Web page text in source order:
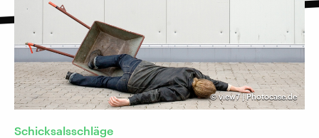
©view7 | Photocase.de
Schicksalsschläge